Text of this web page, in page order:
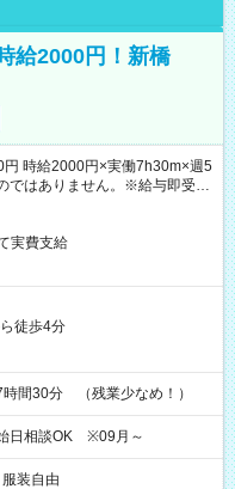
給2000円！新橋
時給2000円×実働7h30m×週5
ではありません。※給与即受取
実費支給
徒歩4分
間30分 （残業少なめ！）
日相談OK ※09月～
服装自由